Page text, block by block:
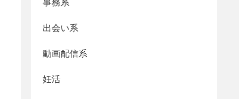
事務系
出会い系
動画配信系
妊活